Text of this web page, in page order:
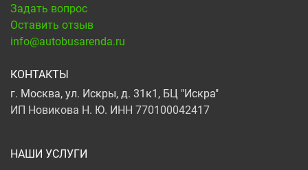
Задать вопрос
Оставить отзыв
info@autobusarenda.ru
КОНТАКТЫ
г. Москва, ул. Искры, д. 31к1, БЦ "Искра"
ИП Новикова Н. Ю. ИНН 770100042417
НАШИ УСЛУГИ